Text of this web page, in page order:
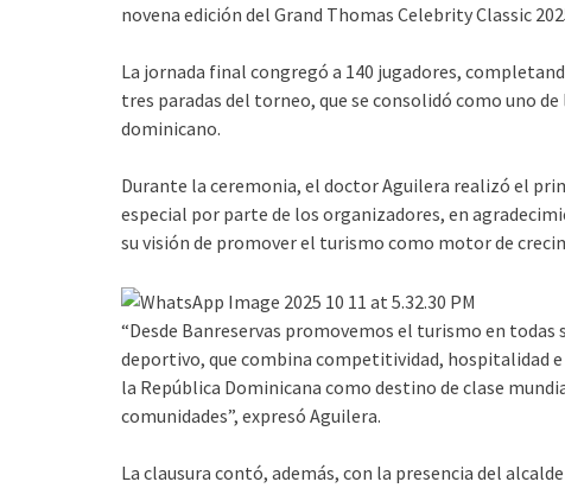
novena edición del Grand Thomas Celebrity Classic
La jornada final congregó a 140 jugadores,
tres paradas del torneo, que se consolidó como uno
dominicano.
Durante la ceremonia, el doctor Aguilera realizó el
especial por parte de los organizadores, en
su visión de promover el turismo como motor de
“Desde Banreservas promovemos el turismo en
deportivo, que combina competitividad, hospitalidad
la República Dominicana como destino de clase
comunidades”, expresó Aguilera.
La clausura contó, además, con la presencia del